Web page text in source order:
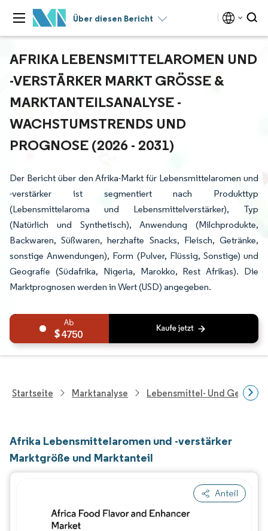
Über diesen Bericht
AFRIKA LEBENSMITTELAROMEN UND
-VERSTÄRKER MARKT GRÖSSE & M
ARKTANTEILSANALYSE - W
ACHSTUMSTRENDS UND P
ROGNOSE (2026 - 2031)
Der Bericht über den Afrika-Markt für Lebensmittelaromen und
-verstärker ist segmentiert nach Produkttyp
(Lebensmittelaroma und Lebensmittelverstärker), Typ
(Natürlich und Synthetisch), Anwendung (Milchprodukte,
Backwaren, Süßwaren, herzhafte Snacks, Fleisch, Getränke,
sonstige Anwendungen), Form (Pulver, Flüssig, Sonstige) und
Geografie (Südafrika, Nigeria, Marokko, Rest Afrikas). Die
Marktprognosen werden in Wert (USD) angegeben.
4750
Startseite Marktanalyse Lebensmittel- Und
Afrika Lebensmittelaromen und -verstärker
Marktgröße und Marktanteil
Anteil